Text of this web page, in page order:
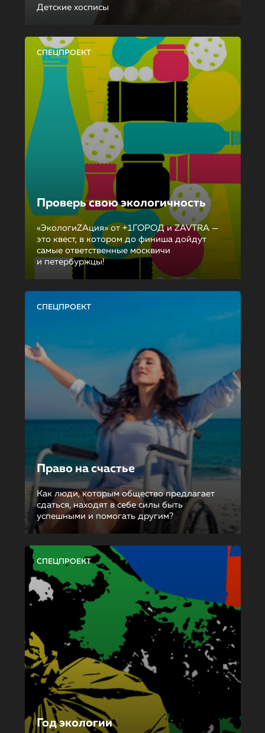
Детские хосписы
СПЕЦПРОЕКТ
Проверь свою экологичность
«ЭкологиZAция» от +1ГОРОД и ZAVTRA —
это квест, в котором до финиша дойдут
самые ответственные москвичи
и петербуржцы!
СПЕЦПРОЕКТ
Право на счастье
Как люди, которым общество предлагает
сдаться, находят в себе силы быть
успешными и помогать другим?
СПЕЦПРОЕКТ
Год экологии